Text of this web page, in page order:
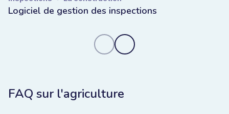
Logiciel de gestion des inspections
FAQ sur l'agriculture